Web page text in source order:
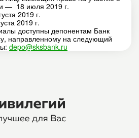
— 18 июля 2019 г.
2019 г.
2019 г.
доступны депонентам Банк
направленному на следующий
depo@sksbank.ru